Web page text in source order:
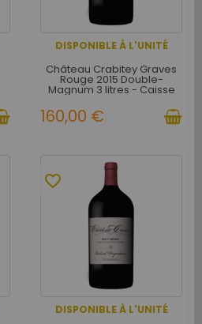
DISPONIBLE À L'UNITÉ
Château Crabitey Graves
Rouge 2015 Double-
Magnum 3 litres - Caisse
160,00 €
DISPONIBLE À L'UNITÉ
favorite_border